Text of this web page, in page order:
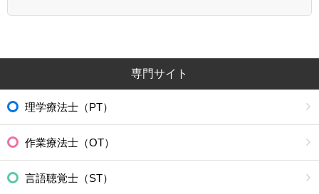
専門サイト
理学療法士（PT）
作業療法士（OT）
言語聴覚士（ST）